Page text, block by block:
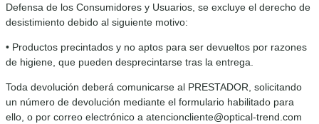
Defensa de los Consumidores y Usuarios, se excluye el derecho de
desistimiento debido al siguiente motivo:
• Productos precintados y no aptos para ser devueltos por razones
de higiene, que pueden desprecintarse tras la entrega.
Toda devolución deberá comunicarse al PRESTADOR, solicitando
un número de devolución mediante el formulario habilitado para
ello, o por correo electrónico a atencioncliente@optical-trend.com